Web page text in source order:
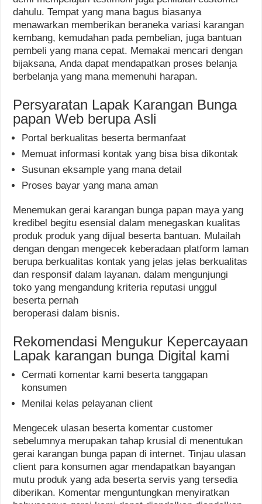
dahulu. Tempat yang mana bagus biasanya
menawarkan memberikan beraneka variasi karangan
kembang, kemudahan pada pembelian, juga bantuan
pembeli yang mana cepat. Memakai mencari dengan
bijaksana, Anda dapat mendapatkan proses belanja
berbelanja yang mana memenuhi harapan.
Persyaratan Lapak Karangan Bunga
papan Web berupa Asli
Portal berkualitas beserta bermanfaat
Memuat informasi kontak yang bisa bisa dikontak
Susunan eksample yang mana detail
Proses bayar yang mana aman
Menemukan gerai karangan bunga papan maya yang
kredibel begitu esensial dalam menegaskan kualitas
produk produk yang dijual beserta bantuan. Mulailah
dengan dengan mengecek keberadaan platform laman
berupa berkualitas kontak yang jelas jelas berkualitas
dan responsif dalam layanan. dalam mengunjungi
toko yang mengandung kriteria reputasi unggul
beserta pernah
beroperasi dalam bisnis.
Rekomendasi Mengukur Kepercayaan
Lapak karangan bunga Digital kami
Cermati komentar kami beserta tanggapan
konsumen
Menilai kelas pelayanan client
Mengecek ulasan beserta komentar customer
sebelumnya merupakan tahap krusial di menentukan
gerai karangan bunga papan di internet. Tinjau ulasan
client para konsumen agar mendapatkan bayangan
mutu produk yang ada beserta servis yang tersedia
diberikan. Komentar menguntungkan menyiratkan